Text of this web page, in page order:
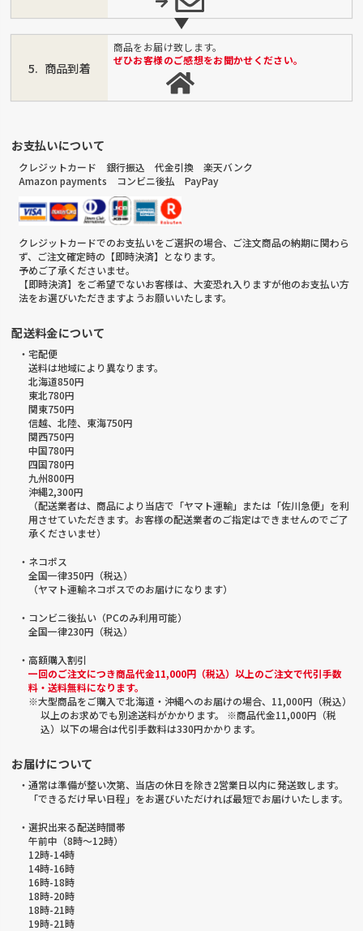
商品到着
商品をお届け致します。
ぜひお客様のご感想をお聞かせください。
お支払いについて
クレジットカード 銀行振込 代金引換 楽天バンク
Amazon payments コンビニ後払 PayPay
クレジットカードでのお支払いをご選択の場合、ご注文商品の納期に関わら
ず、ご注文確定時の【即時決済】となります。
予めご了承くださいませ。
【即時決済】をご希望でないお客様は、大変恐れ入りますが他のお支払い方
法をお選びいただきますようお願いいたします。
配送料金について
・宅配便
送料は地域により異なります。
北海道850円
東北780円
関東750円
信越、北陸、東海750円
関西750円
中国780円
四国780円
九州800円
沖縄2,300円
（配送業者は、商品により当店で「ヤマト運輸」または「佐川急便」を利
用させていただきます。お客様の配送業者のご指定はできませんのでご了
承くださいませ）
・ネコポス
全国一律350円（税込）
（ヤマト運輸ネコポスでのお届けになります）
・コンビニ後払い（PCのみ利用可能）
全国一律230円（税込）
・高額購入割引
一回のご注文につき商品代金11,000円（税込）以上のご注文で代引手数
料・送料無料になります。
※大型商品をご購入で北海道・沖縄へのお届けの場合、11,000円（税込）
以上のお求めでも別途送料がかかります。 ※商品代金11,000円（税
込）以下の場合は代引手数料は330円かかります。
お届けについて
・通常は準備が整い次第、当店の休日を除き2営業日以内に発送致します。
「できるだけ早い日程」をお選びいただければ最短でお届けいたします。
・選択出来る配送時間帯
午前中（8時～12時）
12時-14時
14時-16時
16時-18時
18時-20時
18時-21時
19時-21時